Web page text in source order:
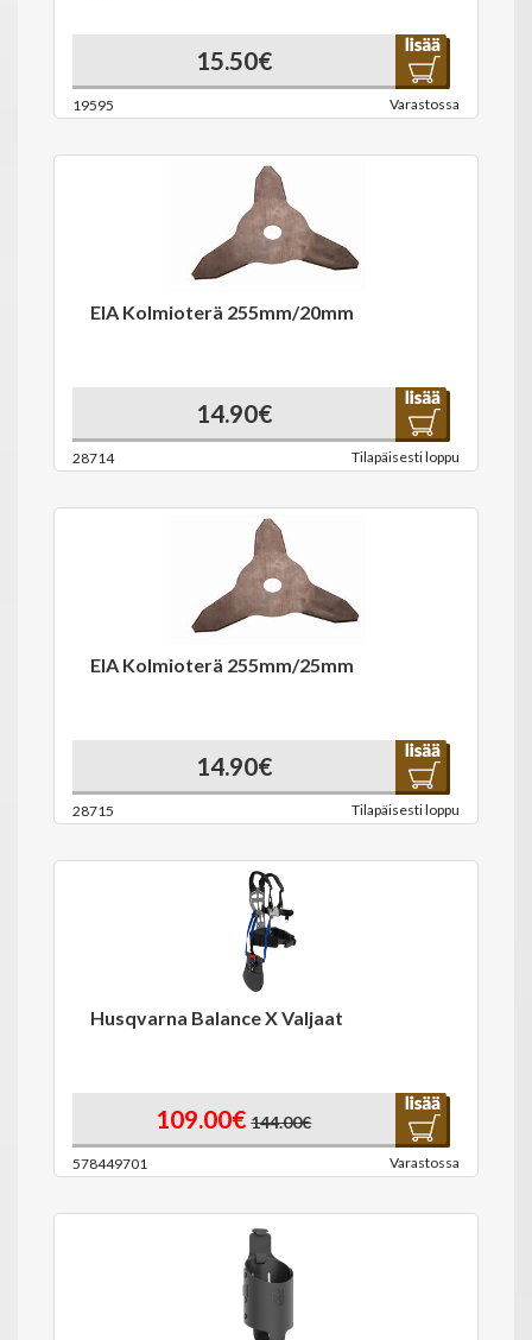
15.50€
19595 Varastossa
EIA Kolmioterä 255mm/20mm
14.90€
28714 Tilapäisesti loppu
EIA Kolmioterä 255mm/25mm
14.90€
28715 Tilapäisesti loppu
Husqvarna Balance X Valjaat
109.00€ 144.00€
578449701 Varastossa